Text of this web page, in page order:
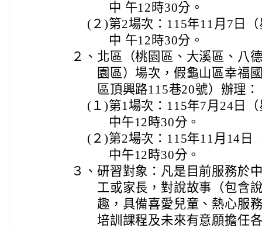
中 午12時30分。
(２)第2場次：115年11月7日
中 午12時30分。
２、 北區（桃園區、大溪區、八
園區）場次，假龜山區幸福
區頂興路115巷20號）辦理：
(１)第1場次：115年7月24日
中午12時30分。
(２)第2場次：115年11月14日
中午12時30分。
３、 研習對象：凡是目前服務於
工或家長，對說故事（包含
趣，具備喜愛兒童、熱心服
培訓課程及未來有意願擔任